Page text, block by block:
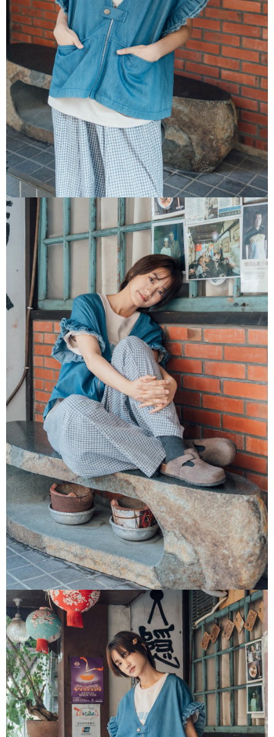
１．透過由恩沛科技股份有限公司提供之「AFTEE先享後付」服務完成之交
易，需依本服務之必要範圍內提供個人資料，並將交易相關給付款項請求債
權轉讓予恩沛科技股份有限公司。
２．關於個人資料處理事宜，請瀏覽以下網址：
https://aftee.tw/terms/#terms3
３．未成年的使用者請事先徵得法定代理人或監護人之同意方可使用
「AFTEE先享後付」，若未經同意申辦者引起之損失，本公司不負相關責
任。
４．使用「AFTEE先享後付」時，將依據個別帳號之用戶狀況，依本公司即
時審查核予不同之上限額度；若仍有額度不足之情形，本公司將視審查結果
請求用戶進行身份認證。
５．嚴禁一人註冊多個帳號或使用他人資訊註冊。若發現惡意使用之情形，
恩沛科技股份有限公司將有權停止該用戶之使用額度並採取法律行動。